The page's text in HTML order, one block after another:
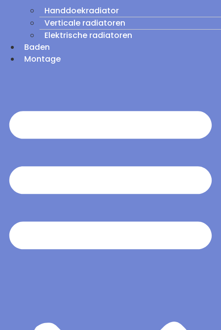
Handdoekradiator
Verticale radiatoren
Elektrische radiatoren
Baden
Montage